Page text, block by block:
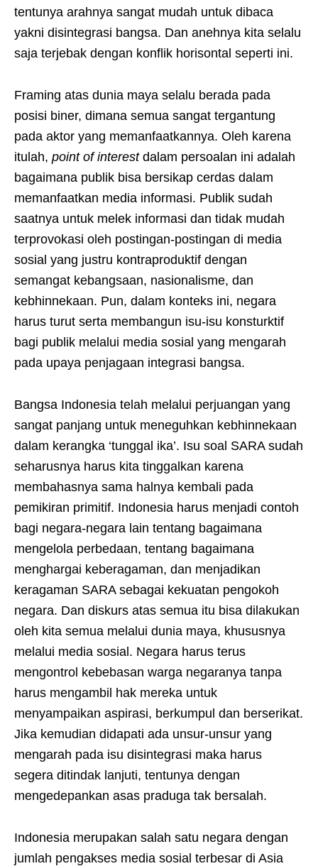
tentunya arahnya sangat mudah untuk dibaca
yakni disintegrasi bangsa. Dan anehnya kita selalu
saja terjebak dengan konflik horisontal seperti ini.
Framing atas dunia maya selalu berada pada
posisi biner, dimana semua sangat tergantung
pada aktor yang memanfaatkannya. Oleh karena
itulah, point of interestdalam persoalan ini adalah
bagaimana publik bisa bersikap cerdas dalam
memanfaatkan media informasi. Publik sudah
saatnya untuk melek informasi dan tidak mudah
terprovokasi oleh postingan-postingan di media
sosial yang justru kontraproduktif dengan
semangat kebangsaan, nasionalisme, dan
kebhinnekaan. Pun, dalam konteks ini, negara
harus turut serta membangun isu-isu konsturktif
bagi publik melalui media sosial yang mengarah
pada upaya penjagaan integrasi bangsa.
Bangsa Indonesia telah melalui perjuangan yang
sangat panjang untuk meneguhkan kebhinnekaan
dalam kerangka ‘tunggal ika’. Isu soal SARA sudah
seharusnya harus kita tinggalkan karena
membahasnya sama halnya kembali pada
pemikiran primitif. Indonesia harus menjadi contoh
bagi negara-negara lain tentang bagaimana
mengelola perbedaan, tentang bagaimana
menghargai keberagaman, dan menjadikan
keragaman SARA sebagai kekuatan pengokoh
negara. Dan diskurs atas semua itu bisa dilakukan
oleh kita semua melalui dunia maya, khususnya
melalui media sosial. Negara harus terus
mengontrol kebebasan warga negaranya tanpa
harus mengambil hak mereka untuk
menyampaikan aspirasi, berkumpul dan berserikat.
Jika kemudian didapati ada unsur-unsur yang
mengarah pada isu disintegrasi maka harus
segera ditindak lanjuti, tentunya dengan
mengedepankan asas praduga tak bersalah.
Indonesia merupakan salah satu negara dengan
jumlah pengakses media sosial terbesar di Asia